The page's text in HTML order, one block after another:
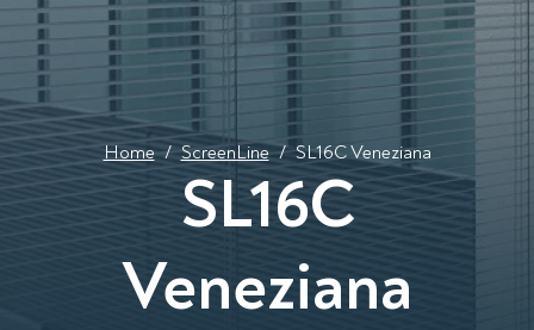
Home / ScreenLine / SL16C Veneziana
SL16C
Veneziana